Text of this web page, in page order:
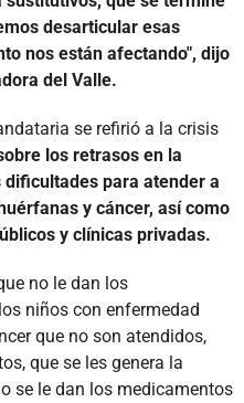
desarticular esas
nos están afectando", dijo
del Valle.
se refirió a la crisis
los retrasos en la
para atender a
y cáncer, así como
y clínicas privadas.
no le dan los
niños con enfermedad
que no son atendidos,
que se les genera la
se le dan los medicamentos